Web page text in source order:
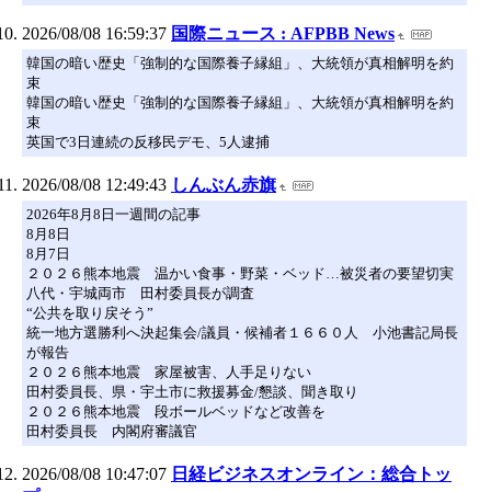
2026/08/08 16:59:37 国際ニュース : AFPBB News
韓国の暗い歴史「強制的な国際養子縁組」、大統領が真相解明を約
束
韓国の暗い歴史「強制的な国際養子縁組」、大統領が真相解明を約
束
英国で3日連続の反移民デモ、5人逮捕
2026/08/08 12:49:43 しんぶん赤旗
2026年8月8日一週間の記事
8月8日
8月7日
２０２６熊本地震 温かい食事・野菜・ベッド…被災者の要望切実
八代・宇城両市 田村委員長が調査
“公共を取り戻そう”
統一地方選勝利へ決起集会/議員・候補者１６６０人 小池書記局長
が報告
２０２６熊本地震 家屋被害、人手足りない
田村委員長、県・宇土市に救援募金/懇談、聞き取り
２０２６熊本地震 段ボールベッドなど改善を
田村委員長 内閣府審議官
2026/08/08 10:47:07 日経ビジネスオンライン：総合トッ